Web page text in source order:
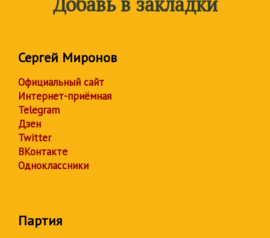
Сергей Миронов
Официальный сайт
Интернет-приёмная
Telegram
Дзен
Twitter
ВКонтакте
Одноклассники
Партия